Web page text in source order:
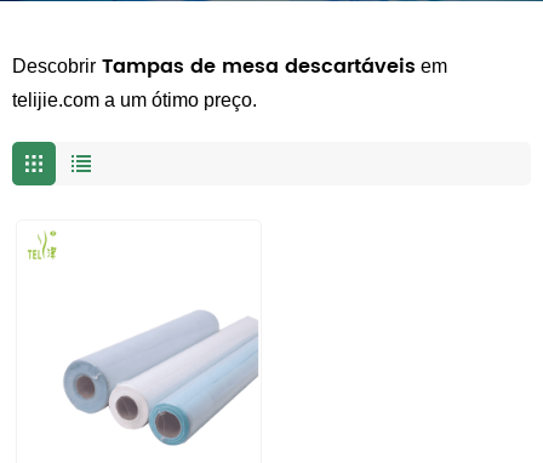
Descobrir Tampas de mesa descartáveis em
telijie.com a um ótimo preço.